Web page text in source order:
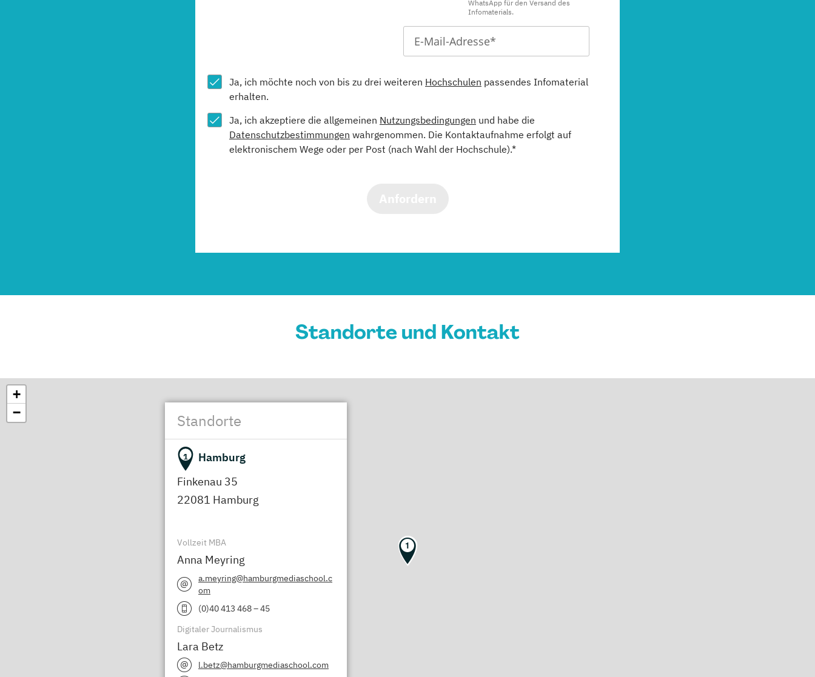
WhatsApp für den Versand des
Infomaterials.
Ja, ich möchte noch von bis zu drei weiteren Hochschulen passendes Infomaterial
erhalten.
Ja, ich akzeptiere die allgemeinen Nutzungsbedingungen und habe die
Datenschutzbestimmungen wahrgenommen. Die Kontaktaufnahme erfolgt auf
elektronischem Wege oder per Post (nach Wahl der Hochschule).*
Standorte und Kontakt
Standorte
1
Hamburg
Finkenau 35
22081 Hamburg
Vollzeit MBA
Anna Meyring
a.meyring@hamburgmediaschool.c
om
(0)40 413 468 – 45
Digitaler Journalismus
Lara Betz
l.betz@hamburgmediaschool.com
1
+
−